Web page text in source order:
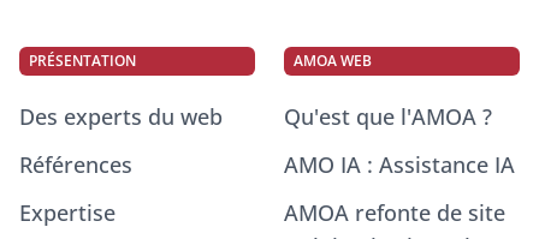
PRÉSENTATION
Des experts du web
Références
Expertise
AMOA WEB
Qu'est que l'AMOA ?
AMO IA : Assistance IA
AMOA refonte de site